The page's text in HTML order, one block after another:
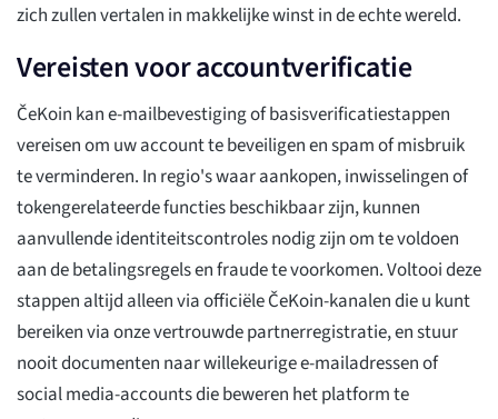
zich zullen vertalen in makkelijke winst in de echte wereld.
Vereisten voor accountverificatie
ČeKoin kan e-mailbevestiging of basisverificatiestappen
vereisen om uw account te beveiligen en spam of misbruik
te verminderen. In regio's waar aankopen, inwisselingen of
tokengerelateerde functies beschikbaar zijn, kunnen
aanvullende identiteitscontroles nodig zijn om te voldoen
aan de betalingsregels en fraude te voorkomen. Voltooi deze
stappen altijd alleen via officiële ČeKoin-kanalen die u kunt
bereiken via onze vertrouwde partnerregistratie, en stuur
nooit documenten naar willekeurige e-mailadressen of
social media-accounts die beweren het platform te